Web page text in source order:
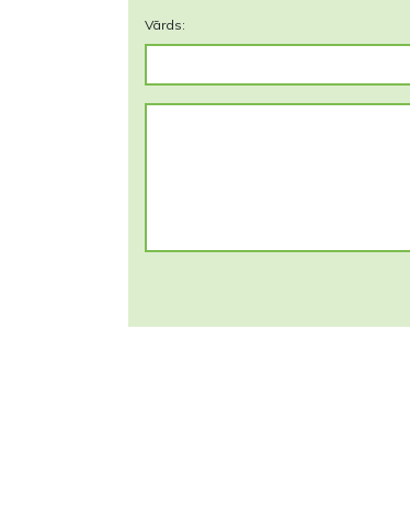
Vārds: